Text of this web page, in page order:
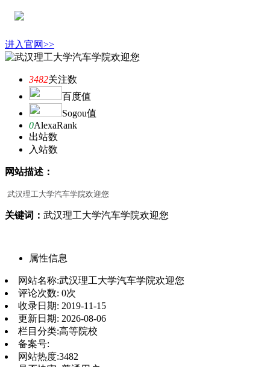
进入官网>>
3482关注数
百度值
Sogou值
0AlexaRank
出站数
入站数
网站描述：
武汉理工大学汽车学院欢迎您
关键词： 武汉理工大学汽车学院欢迎您
属性信息
网站名称:武汉理工大学汽车学院欢迎您
评论次数: 0次
收录日期: 2019-11-15
更新日期: 2026-08-06
栏目分类:高等院校
备案号:
网站热度:3482